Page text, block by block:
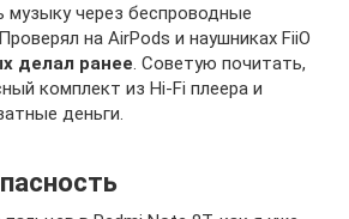
музыку через беспроводные
на AirPods и наушниках FiiO
делал ранее. Советую почитать,
комплект из Hi-Fi плеера и
деньги.